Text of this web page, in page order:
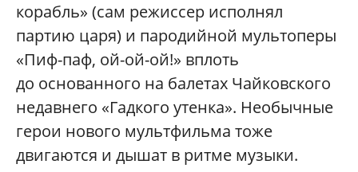
корабль» (сам режиссер исполнял
партию царя) и пародийной мультоперы
«Пиф-паф, ой-ой-ой!» вплоть
до основанного на балетах Чайковского
недавнего «Гадкого утенка». Необычные
герои нового мультфильма тоже
двигаются и дышат в ритме музыки.